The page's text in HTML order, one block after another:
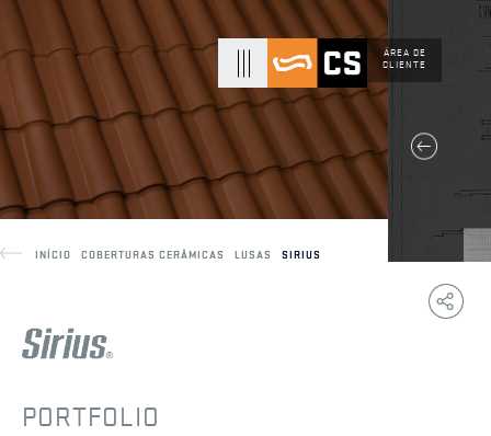
ÁREA DE
CLIENTE
INÍCIO COBERTURAS CERÂMICAS LUSAS SIRIUS
Copy
Link
PORTFOLIO